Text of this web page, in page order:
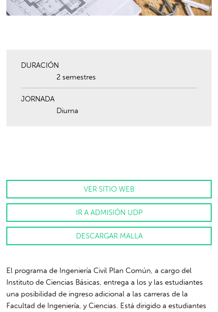
DURACIÓN
2 semestres
JORNADA
Diurna
VER SITIO WEB
IR A ADMISIÓN UDP
DESCARGAR MALLA
El programa de Ingeniería Civil Plan Común, a cargo del
Instituto de Ciencias Básicas, entrega a los y las estudiantes
una posibilidad de ingreso adicional a las carreras de la
Facultad de Ingeniería, y Ciencias. Está dirigido a estudiantes